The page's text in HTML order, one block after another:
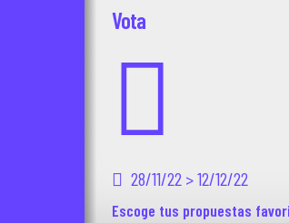
Vota
28/11/22 > 12/12/22
Escoge tus propuestas